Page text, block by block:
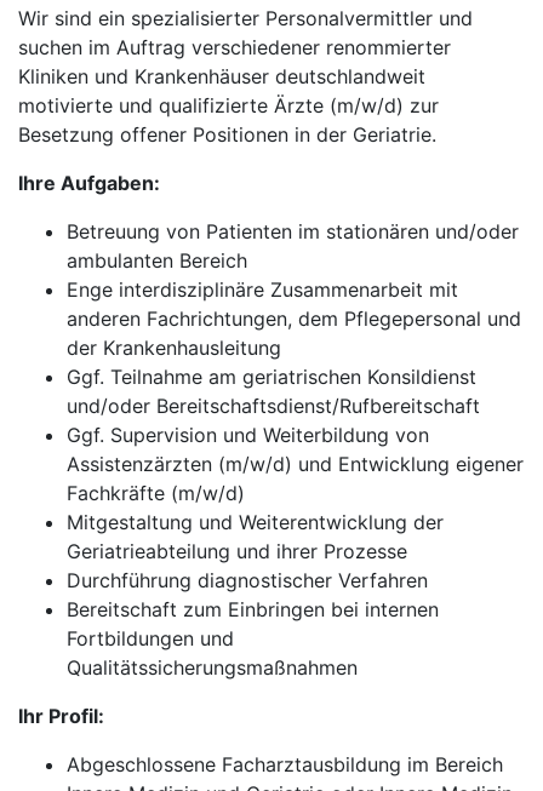
Wir sind ein spezialisierter Personalvermittler und
suchen im Auftrag verschiedener renommierter
Kliniken und Krankenhäuser deutschlandweit
motivierte und qualifizierte Ärzte (m/w/d) zur
Besetzung offener Positionen in der Geriatrie.
Ihre Aufgaben:
Betreuung von Patienten im stationären und/oder
ambulanten Bereich
Enge interdisziplinäre Zusammenarbeit mit
anderen Fachrichtungen, dem Pflegepersonal und
der Krankenhausleitung
Ggf. Teilnahme am geriatrischen Konsildienst
und/oder Bereitschaftsdienst/Rufbereitschaft
Ggf. Supervision und Weiterbildung von
Assistenzärzten (m/w/d) und Entwicklung eigener
Fachkräfte (m/w/d)
Mitgestaltung und Weiterentwicklung der
Geriatrieabteilung und ihrer Prozesse
Durchführung diagnostischer Verfahren
Bereitschaft zum Einbringen bei internen
Fortbildungen und
Qualitätssicherungsmaßnahmen
Ihr Profil:
Abgeschlossene Facharztausbildung im Bereich